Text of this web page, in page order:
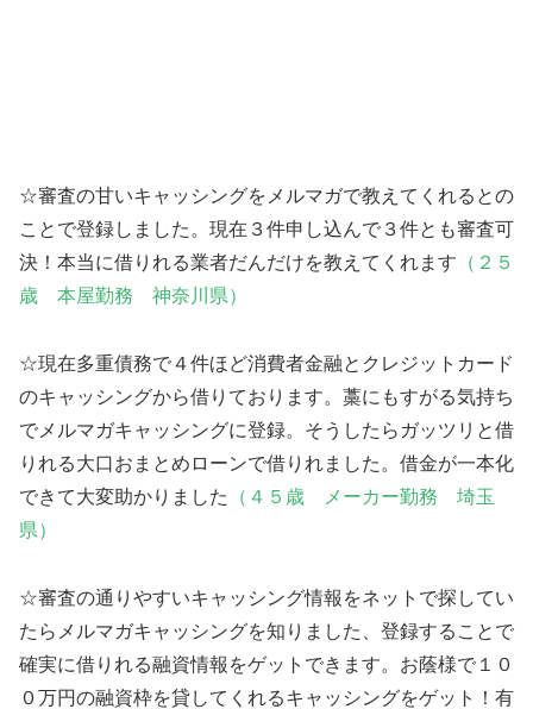
☆審査の甘いキャッシングをメルマガで教えてくれるとの
ことで登録しました。現在３件申し込んで３件とも審査可
決！本当に借りれる業者だんだけを教えてくれます （２５
歳 本屋勤務 神奈川県）
☆現在多重債務で４件ほど消費者金融とクレジットカード
のキャッシングから借りております。藁にもすがる気持ち
でメルマガキャッシングに登録。そうしたらガッツリと借
りれる大口おまとめローンで借りれました。借金が一本化
できて大変助かりました
（４５歳 メーカー勤務 埼玉
県）
☆審査の通りやすいキャッシング情報をネットで探してい
たらメルマガキャッシングを知りました、登録することで
確実に借りれる融資情報をゲットできます。お蔭様で１０
０万円の融資枠を貸してくれるキャッシングをゲット！有